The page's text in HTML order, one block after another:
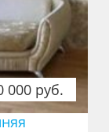
000 руб.